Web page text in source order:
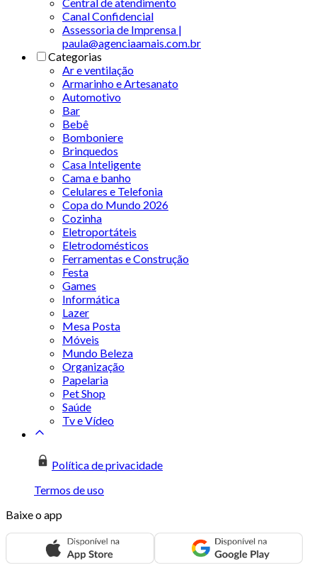
Canal Confidencial
Assessoria de Imprensa |
paula@agenciaamais.com.br
Categorias
Ar e ventilação
Armarinho e Artesanato
Automotivo
Bar
Bebê
Bomboniere
Brinquedos
Casa Inteligente
Cama e banho
Celulares e Telefonia
Copa do Mundo 2026
Cozinha
Eletroportáteis
Eletrodomésticos
Ferramentas e Construção
Festa
Games
Informática
Lazer
Mesa Posta
Móveis
Mundo Beleza
Organização
Papelaria
Pet Shop
Saúde
Tv e Vídeo
Política de privacidade
Termos de uso
Baixe o app